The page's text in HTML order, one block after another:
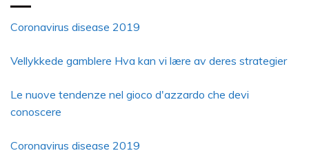
Coronavirus disease 2019
Vellykkede gamblere Hva kan vi lære av deres strategier
Le nuove tendenze nel gioco d'azzardo che devi
conoscere
Coronavirus disease 2019